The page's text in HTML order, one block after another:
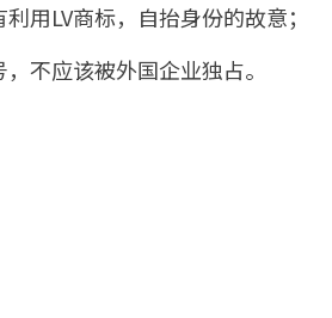
用LV商标，自抬身份的故意；
不应该被外国企业独占。